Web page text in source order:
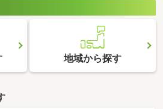
地域から探す